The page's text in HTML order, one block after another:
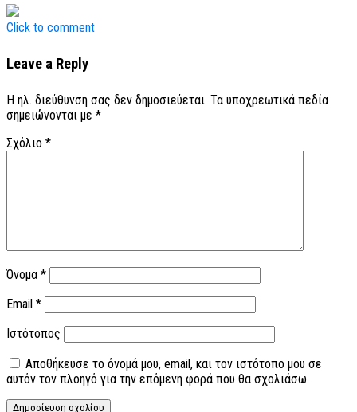
Click to comment
Leave a Reply
Η ηλ. διεύθυνση σας δεν δημοσιεύεται. Τα υποχρεωτικά πεδία
σημειώνονται με *
Σχόλιο *
Όνομα *
Email *
Ιστότοπος
Αποθήκευσε το όνομά μου, email, και τον ιστότοπο μου σε
αυτόν τον πλοηγό για την επόμενη φορά που θα σχολιάσω.